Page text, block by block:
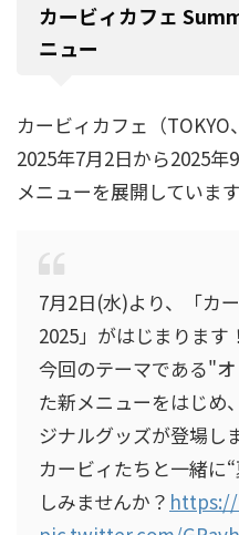
カービィカフェ
ニュー
カービィカフェ（TOKYO
2025年7月2日から2025
メニューを展開しています
7月2日(水)より、「カ
2025」がはじまります！
今回のテーマである"
た新メニューをはじめ
ジナルグッズが登場しま
カービィたちと一緒に
しみませんか？ https://